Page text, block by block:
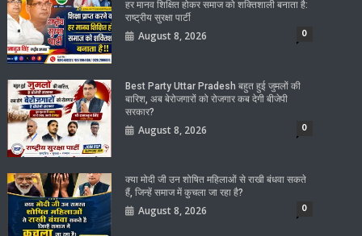
हर मानव शिक्षित होकर समाज को शक्तिशाली बनाता है:
राष्ट्रीय सुरक्षा पार्टी
August 8, 2026 0
Best Party Uttar Pradesh बहुत हुई जुमलों की
बारिश, अब बेरोजगारों को रोजगार कब देगी बीजेपी
सरकार?
August 8, 2026 0
क्या मोदी जी उन शोषित महिलाओं से राखी बंधवा सकते
हैं, जिन्हें समाज में कुचला जा रहा है?
August 8, 2026 0